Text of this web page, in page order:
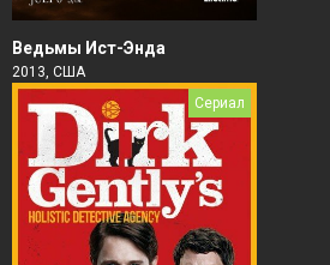
Ведьмы Ист-Энда
2013, США
Сериал